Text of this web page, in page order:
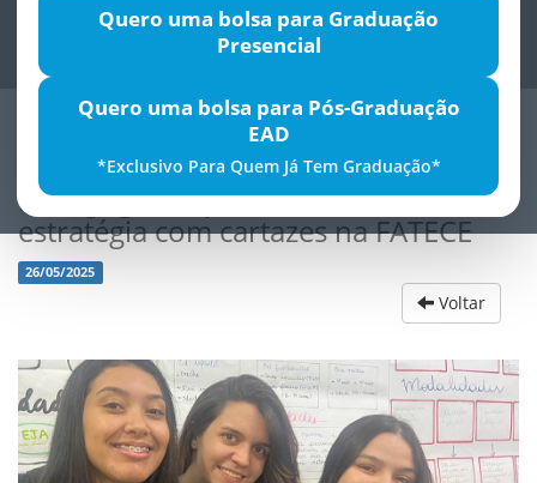
Quero uma bolsa para Graduação
Presencial
Quero uma bolsa para Pós-Graduação
EAD
*Exclusivo Para Quem Já Tem Graduação*
Pedagogia na prática criatividade e
estratégia com cartazes na FATECE
26/05/2025
Voltar